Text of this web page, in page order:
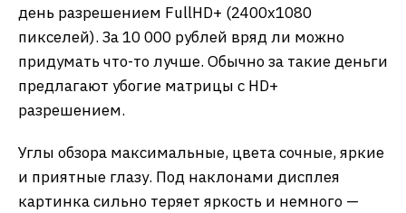
день разрешением FullHD+ (2400х1080
пикселей). За 10 000 рублей вряд ли можно
придумать что-то лучше. Обычно за такие деньги
предлагают убогие матрицы с HD+
разрешением.
Углы обзора максимальные, цвета сочные, яркие
и приятные глазу. Под наклонами дисплея
картинка сильно теряет яркость и немного —